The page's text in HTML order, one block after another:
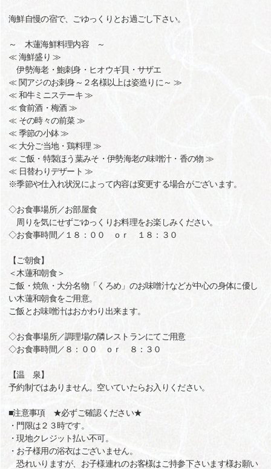
海鮮自慢の宿で、ごゆっくりとお過ごし下さい。
～ 木蓮海鮮料理内容 ～
≪ 海鮮盛り ≫
伊勢海老・鮑刺身・ヒオウギ貝・サザエ
≪ 関アジのお刺身～２名様以上は姿造りに～ ≫
≪ 和牛ミニステーキ ≫
≪ 食前酒・梅酒 ≫
≪ その時々の前菜 ≫
≪ 季節の小鉢 ≫
≪ 大分ご当地・鶏料理 ≫
≪ ご飯・特製ほう葉みそ・伊勢海老の味噌汁・香の物 ≫
≪ 日替わりデザート ≫
※季節や仕入れ状況によって内容は変更する場合がございます。
◇お食事場所／お部屋食
周りを気にせずごゆっくりお料理をお楽しみください。
◇お食事時間／１８：００ ｏｒ １８：３０
【ご朝食】
＜木蓮和朝食＞
ご飯・焼魚・大分名物「くろめ」のお味噌汁などが中心の身体に優し
い木蓮和朝食をご用意。
ご飯とお味噌汁はおかわり出来ます。
◇お食事場所／調理場の隣レストランにてご用意
◇お食事時間／８：００ ｏｒ ８：３０
【温 泉】
予約制ではありません。空いていたらお入りください。
■注意事項 ★必ずご確認ください★
・門限は２３時です。
・現地クレジット払い不可。
・お子様用の浴衣はございません。
恐れいりますが、お子様連れのお客様はご持参下さいます様お願い